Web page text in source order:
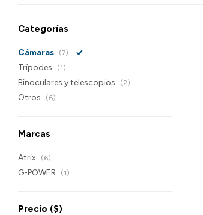
Categorías
Cámaras (7)
Trípodes (1)
Binoculares y telescopios (2)
Otros (6)
Marcas
Atrix (6)
G-POWER (1)
Precio ($)